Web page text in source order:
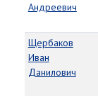
Андреевич
Щербаков
Иван
Данилович